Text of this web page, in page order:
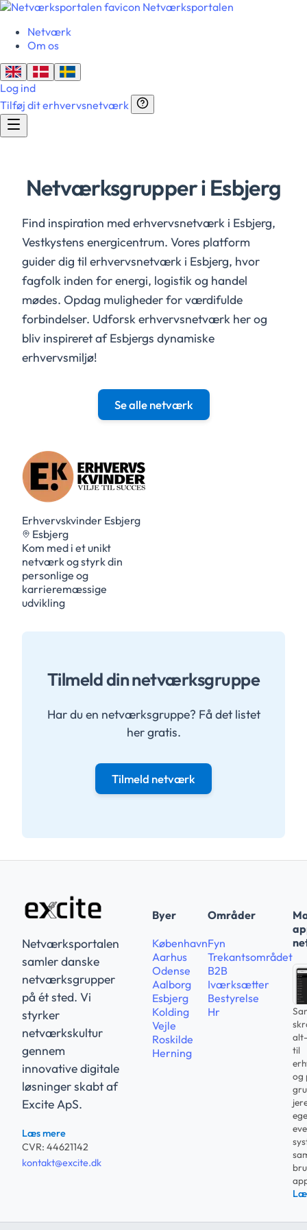
Netværksportalen
Netværk
Om os
Log ind
Tilføj dit erhvervsnetværk
Netværksgrupper i Esbjerg
Find inspiration med erhvervsnetværk i Esbjerg,
Vestkystens energicentrum. Vores platform
guider dig til erhvervsnetværk i Esbjerg, hvor
fagfolk inden for energi, logistik og handel
mødes. Opdag muligheder for værdifulde
forbindelser. Udforsk erhvervsnetværk her og
bliv inspireret af Esbjergs dynamiske
erhvervsmiljø!
Se alle netværk
R E
G
Erhvervskvinder Esbjerg
Esbjerg
Kom med i et unikt
netværk og styrk din
personlige og
karrieremæssige
udvikling
Tilmeld din netværksgruppe
Har du en netværksgruppe? Få det listet
her gratis.
Tilmeld netværk
Netværksportalen
samler danske
netværksgrupper
på ét sted. Vi
styrker
netværkskultur
gennem
innovative digitale
løsninger skabt af
Excite ApS.
Læs mere
CVR: 44621142
kontakt@excite.dk
Byer
København
Aarhus
Odense
Aalborg
Esbjerg
Kolding
Vejle
Roskilde
Herning
Områder
Fyn
Trekantsområdet
B2B
Iværksætter
Bestyrelse
Hr
til
og